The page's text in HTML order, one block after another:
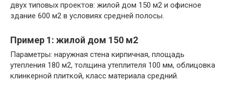
двух типовых проектов: жилой дом 150 м2 и офисное
здание 600 м2 в условиях средней полосы.
Пример 1: жилой дом 150 м2
Параметры: наружная стена кирпичная, площадь
утепления 180 м2, толщина утеплителя 100 мм, облицовка
клинкерной плиткой, класс материала средний.